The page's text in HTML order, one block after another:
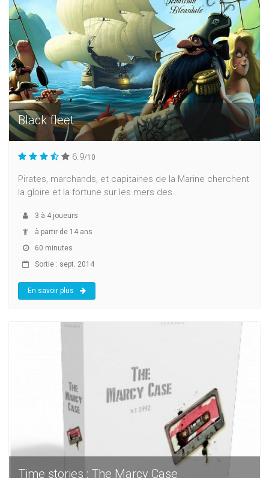
Black fleet
6.9/10
Pirates, marchands, et capitaines de la Marine cherchent
la gloire et la fortune sur les mers des...
3 à 4 joueurs
à partir de 14 ans
60 minutes
Sortie : sept. 2014
En savoir plus
Time stories : The Marcy Case